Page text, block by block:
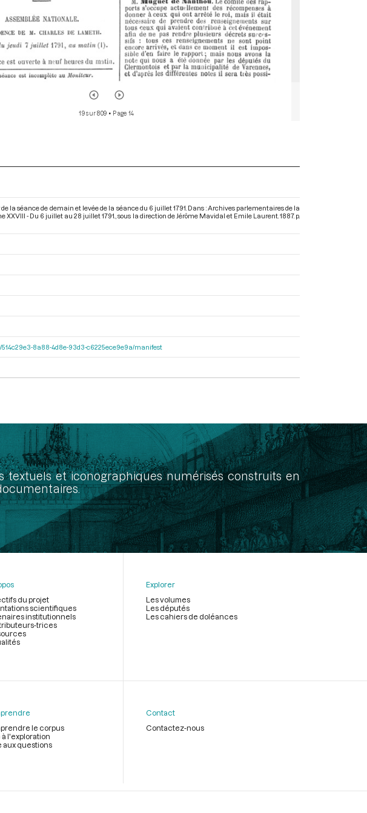
19 sur 809 • Page 14
la séance de demain et levée de la séance du 6 juillet 1791. Dans : Archives parlementaires de la
XXVIII - Du 6 juillet au 28 juillet 1791. , sous la direction de Jérôme Mavidal et Emile Laurent. 1887. p.
514c29e3-8a88-4d8e-93d3-c6225ece9e9a/manifest
et iconographiques numérisés construits en
du projet
scientifiques
institutionnels
trices
Explorer
Les volumes
Les députés
Les cahiers de doléances
le corpus
l'exploration
aux questions
Contact
Contactez-nous